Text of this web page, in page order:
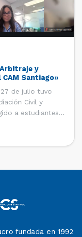
y
Santiago»
de julio tuvo
Civil y
a estudiantes,
del CAM
fundada en 1992